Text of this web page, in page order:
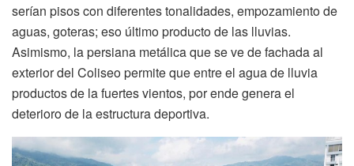
serían pisos con diferentes tonalidades, empozamiento de
aguas, goteras; eso último producto de las lluvias.
Asimismo, la persiana metálica que se ve de fachada al
exterior del Coliseo permite que entre el agua de lluvia
productos de la fuertes vientos, por ende genera el
deterioro de la estructura deportiva.